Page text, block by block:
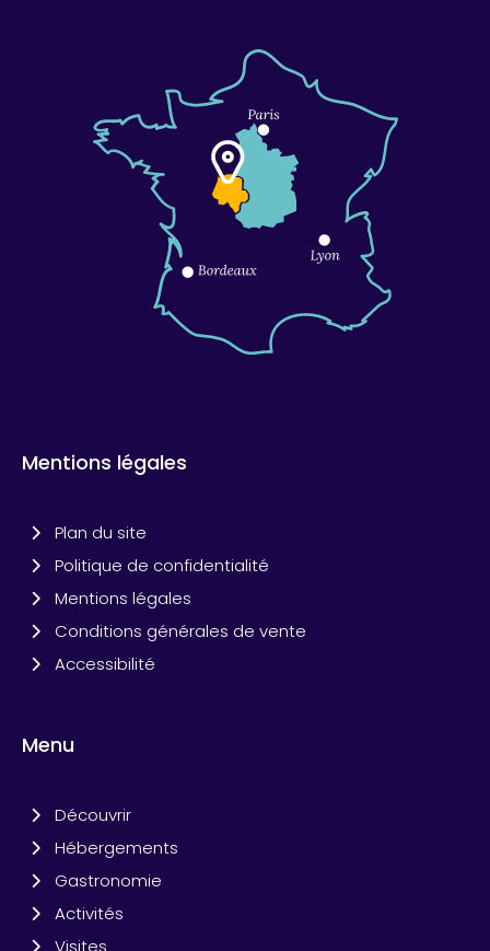
Mentions légales
Plan du site
Politique de confidentialité
Mentions légales
Conditions générales de vente
Accessibilité
Menu
Découvrir
Hébergements
Gastronomie
Activités
Visites